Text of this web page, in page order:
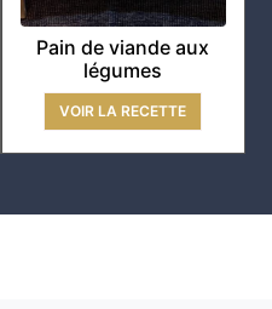
Pain de viande aux
légumes
VOIR LA RECETTE